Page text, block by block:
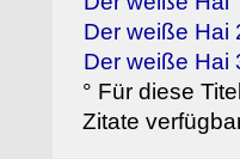
Der weiße Hai
Der weiße Hai
° Für diese
Zitate